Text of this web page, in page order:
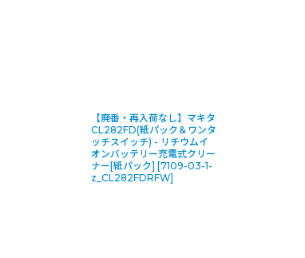
【廃番・再入荷なし】マキタ
CL282FD(紙パック＆ワンタ
ッチスイッチ) - リチウムイ
オンバッテリー充電式クリー
ナー[紙パック] [7109-03-1-
z_CL282FDRFW]